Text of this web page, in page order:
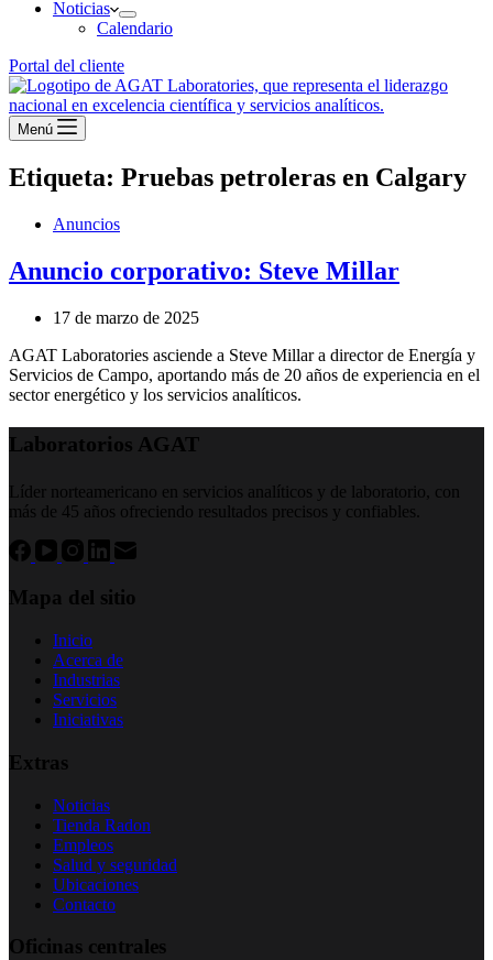
Noticias
Calendario
Portal del cliente
Menú
Etiqueta: Pruebas petroleras en Calgary
Anuncios
Anuncio corporativo: Steve Millar
17 de marzo de 2025
AGAT Laboratories asciende a Steve Millar a director de Energía y
Servicios de Campo, aportando más de 20 años de experiencia en el
sector energético y los servicios analíticos.
Laboratorios AGAT
Líder norteamericano en servicios analíticos y de laboratorio, con
más de 45 años ofreciendo resultados precisos y confiables.
Mapa del sitio
Inicio
Acerca de
Industrias
Servicios
Iniciativas
Extras
Noticias
Tienda Radon
Empleos
Salud y seguridad
Ubicaciones
Contacto
Oficinas centrales